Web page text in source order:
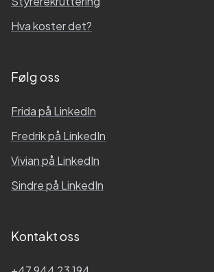
Hva koster det?
Følg oss
Fridapå LinkedIn
Fredrikpå LinkedIn
Vivianpå LinkedIn
Sindrepå LinkedIn
Kontakt oss